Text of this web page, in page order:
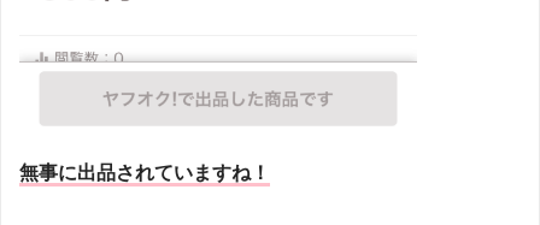
無事に出品されていますね！